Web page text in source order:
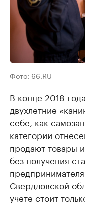
Фото: 66.RU
В конце 2018
двухлетние
себе, как
категории
продают товары
без получения
Свердловской
учете стоит